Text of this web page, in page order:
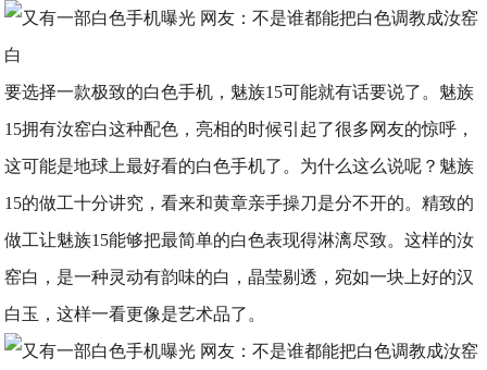
要选择一款极致的白色手机，魅族15可能就有话要说了。魅族
15拥有汝窑白这种配色，亮相的时候引起了很多网友的惊呼，
这可能是地球上最好看的白色手机了。为什么这么说呢？魅族
15的做工十分讲究，看来和黄章亲手操刀是分不开的。精致的
做工让魅族15能够把最简单的白色表现得淋漓尽致。这样的汝
窑白，是一种灵动有韵味的白，晶莹剔透，宛如一块上好的汉
白玉，这样一看更像是艺术品了。